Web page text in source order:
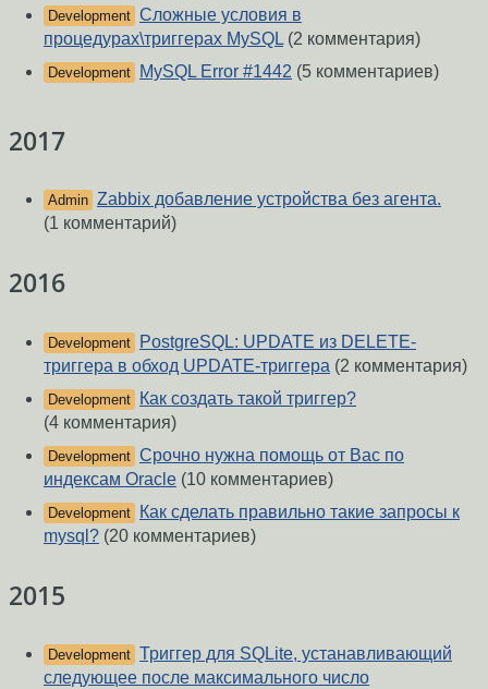
Development Сложные условия в
процедурах\триггерах MySQL (2 комментария)
Development MySQL Error #1442 (5 комментариев)
2017
Admin Zabbix добавление устройства без агента.
(1 комментарий)
2016
Development
PostgreSQL: UPDATE из DELETE-
триггера в обход UPDATE-триггера (2 комментария)
Development
Как создать такой триггер?
(4 комментария)
Development Срочно нужна помощь от Вас по
индекcам Oracle (10 комментариев)
Development
Как сделать правильно такие запросы к
mysql? (20 комментариев)
2015
Development Триггер для SQLite, устанавливающий
следующее после максимального число